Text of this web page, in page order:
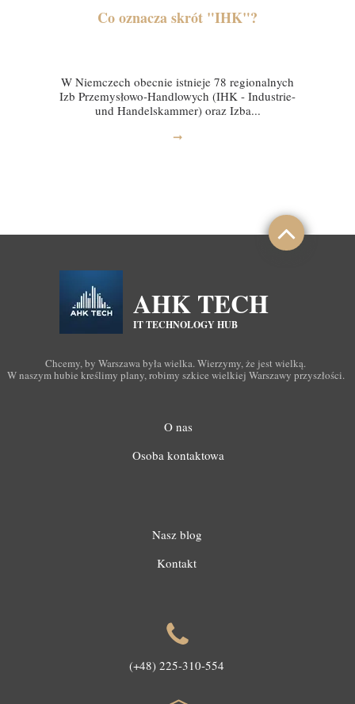
Co oznacza skrót "IHK"?
W Niemczech obecnie istnieje 78 regionalnych
Izb Przemysłowo-Handlowych (IHK - Industrie-
und Handelskammer) oraz Izba...
➞
AHK TECH
IT TECHNOLOGY HUB
(+48) 225-310-554
Nasz blog
Kontakt
O nas
Osoba kontaktowa
Chcemy, by Warszawa była wielka. Wierzymy, że jest wielką.
W naszym hubie kreślimy plany, robimy szkice wielkiej Warszawy przyszłości.